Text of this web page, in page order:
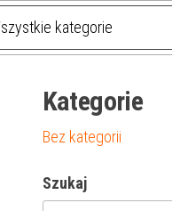
Kategorie
Bez kategorii
Szukaj